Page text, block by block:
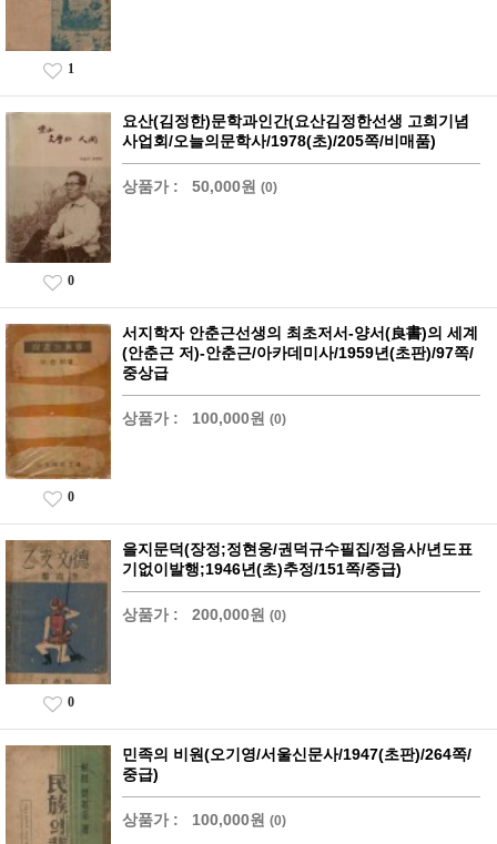
1
요산(김정한)문학과인간(요산김정한선생 고희기념
사업회/오늘의문학사/1978(초)/205쪽/비매품)
상품가 : 50,000원 (0)
0
서지학자 안춘근선생의 최초저서-양서(良書)의 세계
(안춘근 저)-안춘근/아카데미사/1959년(초판)/97쪽/
중상급
상품가 : 100,000원 (0)
0
을지문덕(장정;정현웅/권덕규수필집/정음사/년도표
기없이발행;1946년(초)추정/151쪽/중급)
상품가 : 200,000원 (0)
0
민족의 비원(오기영/서울신문사/1947(초판)/264쪽/
중급)
상품가 : 100,000원 (0)